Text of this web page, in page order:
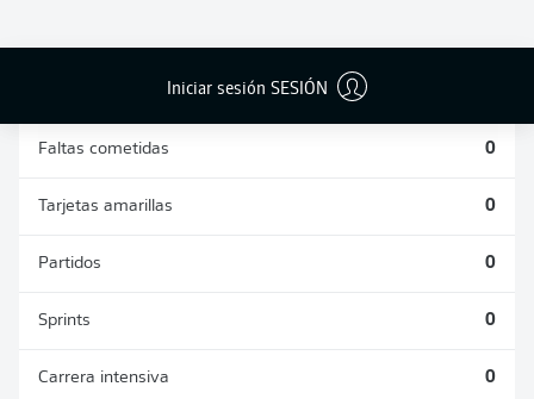
Iniciar sesión SESIÓN
Faltas cometidas 0
Tarjetas amarillas 0
Partidos 0
Sprints 0
Carrera intensiva 0